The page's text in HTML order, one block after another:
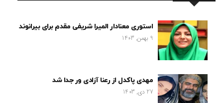
استوری معنادار المیرا شریفی مقدم برای بیرانوند
9 بهمن, 1403
مهدی پاکدل از رعنا آزادی ور جدا شد
27 دی, 1403